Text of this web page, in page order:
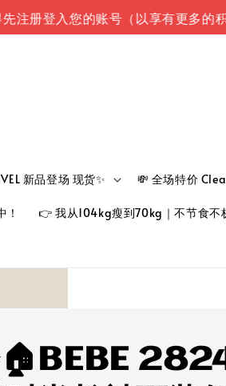
入您的账号（以享有更多的积分累计
新品登场 现货✨ 💸 全场特价
👉 我从104kg瘦到70kg｜不节食不